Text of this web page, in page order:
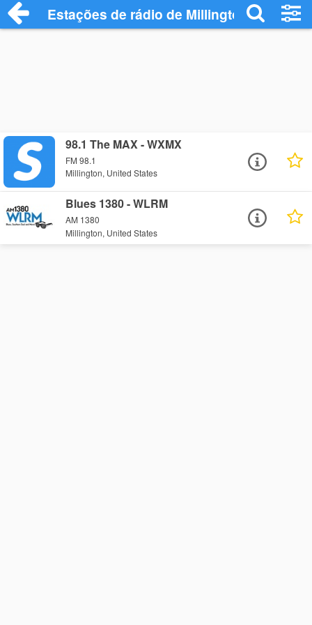
Estações de rádio de Millington - Ouça
98.1 The MAX - WXMX
FM 98.1
Millington, United States
Blues 1380 - WLRM
AM 1380
Millington, United States